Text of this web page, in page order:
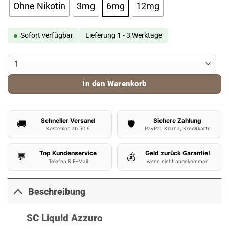
Ohne Nikotin 3mg 6mg 12mg
Sofort verfügbar Lieferung 1 - 3 Werktage
SC Liquid Azzuro / Blue 10ml Menge
In den Warenkorb
🚚 Schneller Versand
Kostenlos ab 50 € 🛡️ Sichere Zahlung
PayPal, Klarna, Kreditkarte
💬 Top Kundenservice
Telefon & E-Mail 💰 Geld zurück Garantie!
wenn nicht angekommen
Beschreibung
SC Liquid Azzuro